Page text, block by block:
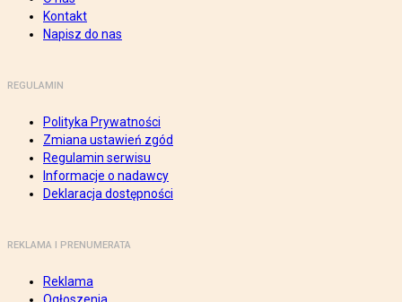
Kontakt
Napisz do nas
REGULAMIN
Polityka Prywatności
Zmiana ustawień zgód
Regulamin serwisu
Informacje o nadawcy
Deklaracja dostępności
REKLAMA I PRENUMERATA
Reklama